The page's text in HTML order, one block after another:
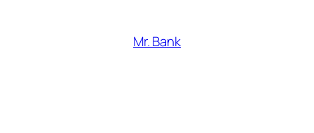
Mr. Bank